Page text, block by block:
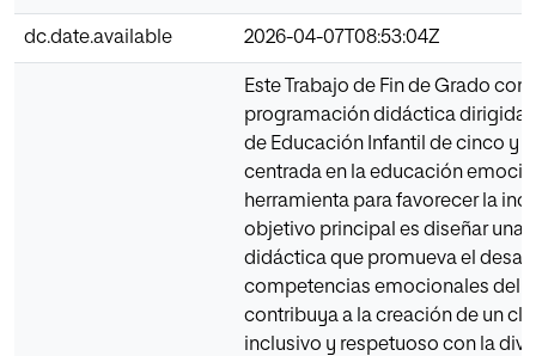
dc.date.available 2026-04-07T08:53:04Z
Este Trabajo de Fin de Grado
programación didáctica dirigida
de Educación Infantil de cinco y
centrada en la educación
herramienta para favorecer la
objetivo principal es diseñar una
didáctica que promueva el
competencias emocionales del
contribuya a la creación de un
inclusivo y respetuoso con la